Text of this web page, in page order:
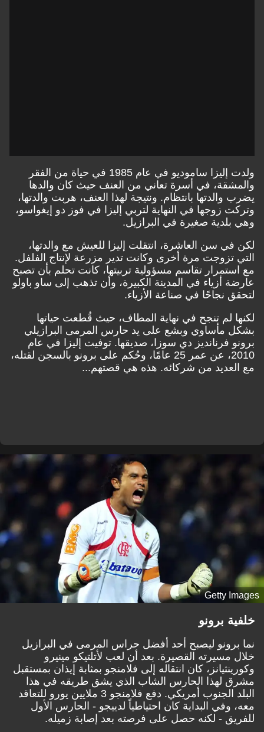
ولدت إليزا ساموديو في عام 1985 في حياة من الفقر
والمشقة، في أسرة تعاني من العنف حيث كان والدها
يضرب والدتها بانتظام. ونتيجة لهذا العنف، هربت والدتها،
وتركت زوجها في النهاية لتربي إليزا في فوز دو إيغواسو،
وهي بلدية صغيرة في البرازيل.
لكن في سن العاشرة، انتقلت إليزا للعيش مع والدتها،
التي تزوجت مرة أخرى وكانت تدير مزرعة لإنتاج الفلفل.
مع استمرار تقاسم مسؤولية تربيتها، كانت تحلم بأن تصبح
عارضة أزياء في المدينة الكبيرة، وأن تذهب إلى ساو باولو
لتحقق نجاحًا في صناعة الأزياء.
لكنها لم تنجح في نهاية المطاف، حيث قُطعت حياتها
بشكل مأساوي وبشع على يد حارس المرمى البرازيلي
برونو فرنانديز دي سوزا، صديقها. توفيت إليزا في عام
2010، عن عمر 25 عامًا، وحُكم على برونو بالسجن لقتله،
مع العديد من شركائه. هذه هي قصتهم...
Getty Images
خلفية برونو
نما برونو ليصبح أحد أفضل حراس المرمى في البرازيل
خلال مسيرته القصيرة. بعد أن لعب لأتلتيكو مينيرو
وكورينثيانز، كان انتقاله إلى فلامنجو بمثابة إيذان بمستقبل
مشرق لهذا الحارس الشاب الذي يشق طريقه في هذا
البلد الجنوب أمريكي. دفع فلامنجو 3 ملايين يورو للتعاقد
معه، وفي البداية كان احتياطياً لدييجو - الحارس الأول
للفريق - لكنه حصل على فرصته بعد إصابة زميله.